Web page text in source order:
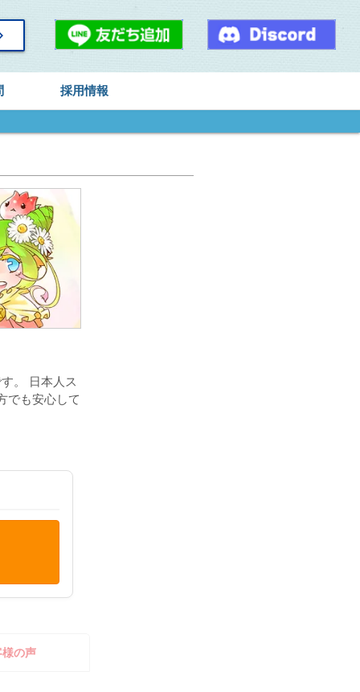
採用情報
。 日本人ス
でも安心して
様の声